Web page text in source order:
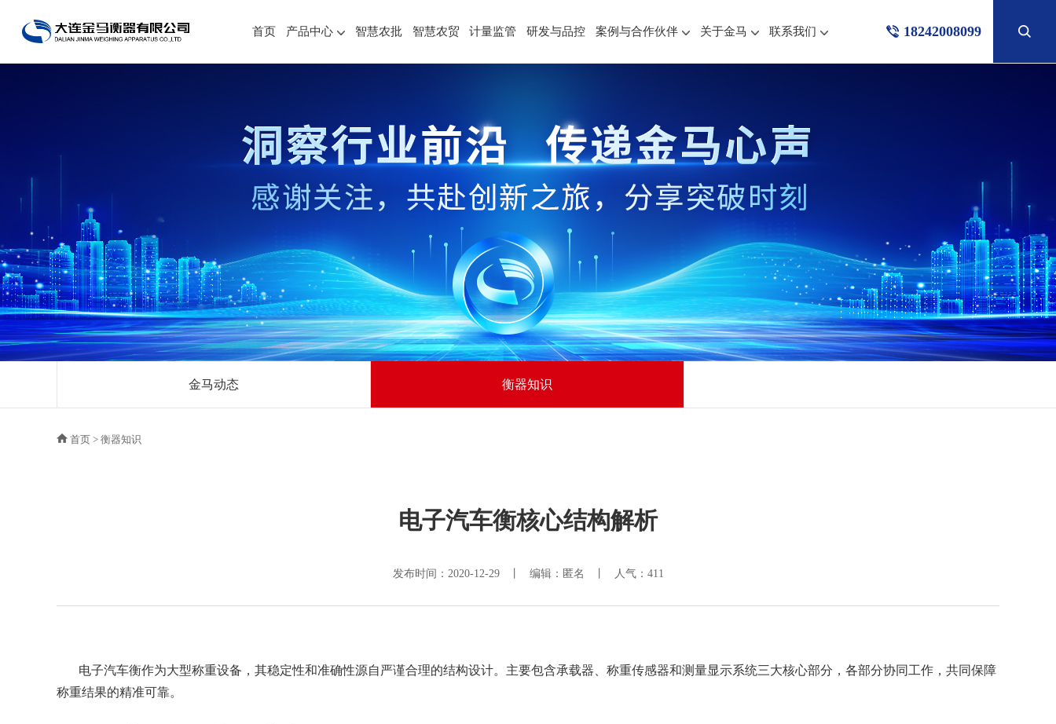
首页 产品中心 智慧农批 智慧农贸 计量监管 研发与品控 案例与合作伙伴 关于金马 联系我们 18242008099
金马动态 衡器知识
首页 > 衡器知识
电子汽车衡核心结构解析
发布时间：2020-12-29 丨 编辑：匿名 丨 人气： 411
电子汽车衡作为大型称重设备，其稳定性和准确性源自严谨合理的结构设计。主要包含承载器、称重传感器和测量显示系统三大核心部分，各部分协同工作，共同保障
称重结果的精准可靠。